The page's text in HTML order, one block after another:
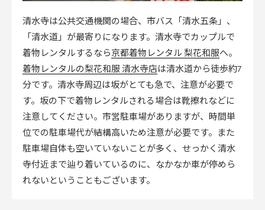
清水寺は公共交通機関の場合、市バス「清水五条」、
「清水道」が最寄りになります。清水寺でカップルで
着物レンタルするなら京都着物レンタル 梨花和服へ。
着物レンタルの梨花和服 清水寺店は清水道から徒歩約7
分です。清水寺周辺は坂がとても急で、注意が必要で
す。坂の下で着物レンタルされる場合は靴擦れなどに
注意してください。市営駐車場がありますが、時間単
位での駐車場代が結構高いため注意が必要です。また
駐車場自体も空いていないことが多く、せっかく清水
寺付近まで辿り着いているのに、なかなか車が停めら
れないということもございます。